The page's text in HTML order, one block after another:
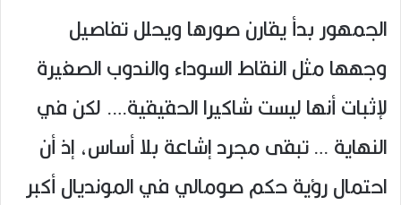
الجمهور بدأ يقارن صورها ويحلل تفاصيل
وجهها مثل النقاط السوداء والندوب الصغيرة
لإثبات أنها ليست شاكيرا الحقيقية…. لكن في
النهاية … تبقى مجرد إشاعة بلا أساس، إذ أن
احتمال رؤية حكم صومالي في المونديال أكبر